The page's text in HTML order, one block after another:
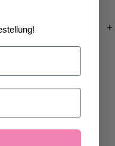
Adressen)
+